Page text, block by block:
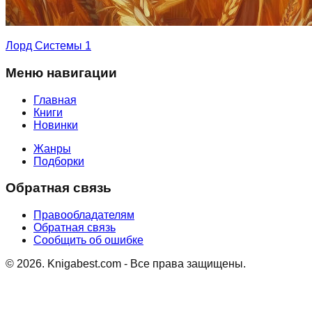
Лорд Системы 1
Меню навигации
Главная
Книги
Новинки
Жанры
Подборки
Обратная связь
Правообладателям
Обратная связь
Сообщить об ошибке
© 2026. Knigabest.com - Все права защищены.